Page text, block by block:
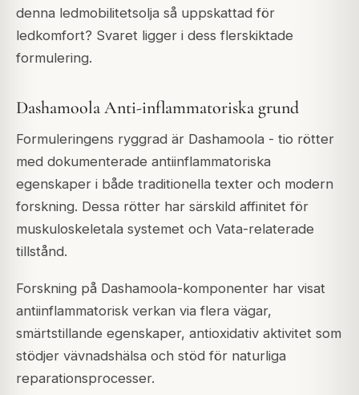
denna ledmobilitetsolja så uppskattad för
ledkomfort? Svaret ligger i dess flerskiktade
formulering.
Dashamoola Anti-inflammatoriska grund
Formuleringens ryggrad är Dashamoola - tio rötter
med dokumenterade antiinflammatoriska
egenskaper i både traditionella texter och modern
forskning. Dessa rötter har särskild affinitet för
muskuloskeletala systemet och Vata-relaterade
tillstånd.
Forskning på Dashamoola-komponenter har visat
antiinflammatorisk verkan via flera vägar,
smärtstillande egenskaper, antioxidativ aktivitet som
stödjer vävnadshälsa och stöd för naturliga
reparationsprocesser.